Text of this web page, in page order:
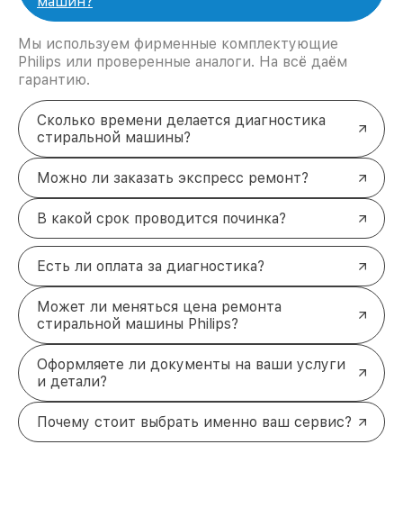
Мы используем фирменные комплектующие
Philips или проверенные аналоги. На всё даём
гарантию.
Сколько времени делается диагностика
стиральной машины?
Можно ли заказать экспресс ремонт?
В какой срок проводится починка?
Есть ли оплата за диагностика?
Может ли меняться цена ремонта
стиральной машины Philips?
Оформляете ли документы на ваши услуги
и детали?
Почему стоит выбрать именно ваш сервис?